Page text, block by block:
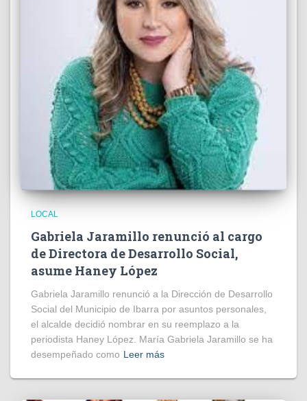
LOCAL
Gabriela Jaramillo renunció al cargo
de Directora de Desarrollo Social,
asume Haney López
Gabriela Jaramillo renunció a la Dirección de Desarrollo
Social del Municipio de Ibarra por asuntos personales,
el alcalde decidió nombrar en su reemplazo a la
periodista Haney López. María Gabriela Jaramillo se ha
desempeñado como Leer más